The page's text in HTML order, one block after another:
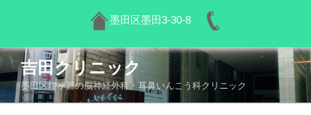
墨田区墨田3-30-8
コ
ン
テ
ン
吉田クリニック
墨田区鐘ヶ淵の脳神経外科・耳鼻いんこう科クリニック